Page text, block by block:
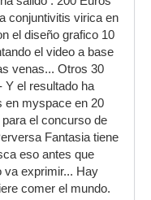
conjuntivitis virica en
el diseño grafico 10
el video a base
venas... Otros 30
Y el resultado ha
en myspace en 20
el concurso de
Fantasia tiene
eso antes que
va exprimir... Hay
comer el mundo.